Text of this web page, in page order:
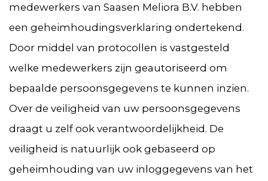
medewerkers van Saasen Meliora B.V. hebben
een geheimhoudingsverklaring ondertekend.
Door middel van protocollen is vastgesteld
welke medewerkers zijn geautoriseerd om
bepaalde persoonsgegevens te kunnen inzien.
Over de veiligheid van uw persoonsgegevens
draagt u zelf ook verantwoordelijkheid. De
veiligheid is natuurlijk ook gebaseerd op
geheimhouding van uw inloggegevens van het